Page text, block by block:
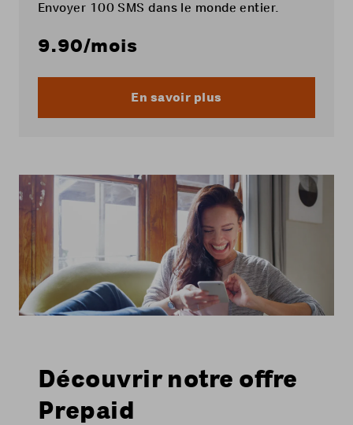
Envoyer 100 SMS dans le monde entier.
9.90/mois
En savoir plus
Découvrir notre offre
Prepaid